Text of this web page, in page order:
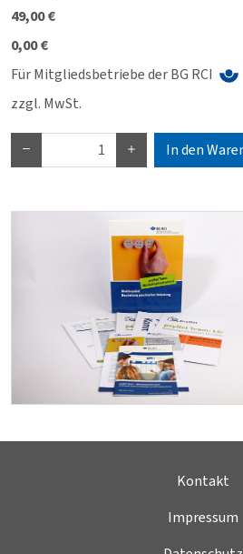
1 psyBel Team
1 psyBel Team
1 Bestellliste für sämtliche
49,00 €
0,00 €
Für Mitgliedsbetriebe der BG RCI
zzgl. MwSt.
In den
Kontakt
Impressum